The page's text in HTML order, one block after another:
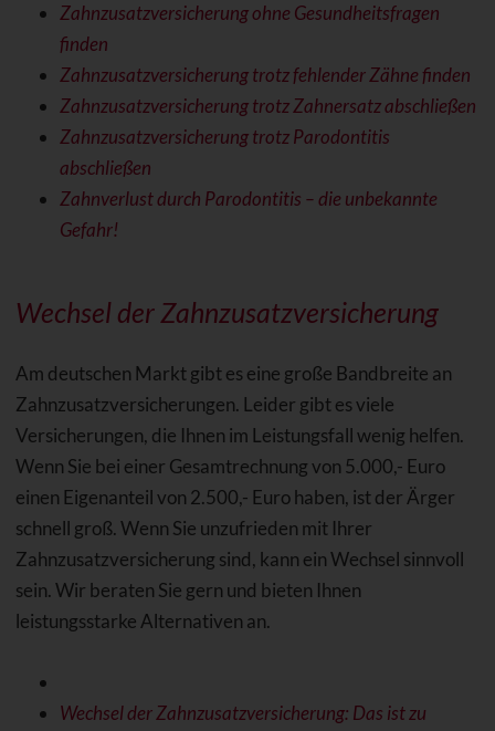
Zahnzusatzversicherung ohne Gesundheitsfragen
finden
Zahnzusatzversicherung trotz fehlender Zähne finden
Zahnzusatzversicherung trotz Zahnersatz abschließen
Zahnzusatzversicherung trotz Parodontitis
abschließen
Zahnverlust durch Parodontitis – die unbekannte
Gefahr!
Wechsel der Zahnzusatzversicherung
Am deutschen Markt gibt es eine große Bandbreite an
Zahnzusatzversicherungen. Leider gibt es viele
Versicherungen, die Ihnen im Leistungsfall wenig helfen.
Wenn Sie bei einer Gesamtrechnung von 5.000,- Euro
einen Eigenanteil von 2.500,- Euro haben, ist der Ärger
schnell groß. Wenn Sie unzufrieden mit Ihrer
Zahnzusatzversicherung sind, kann ein Wechsel sinnvoll
sein. Wir beraten Sie gern und bieten Ihnen
leistungsstarke Alternativen an.
Wechsel der Zahnzusatzversicherung: Das ist zu